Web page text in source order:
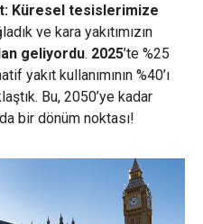
Küresel tesislerimize
ve kara yakıtımızın
geliyordu. 2025’te %25
yakıt kullanımının %40’ı
Bu, 2050’ye kadar
bir dönüm noktası!